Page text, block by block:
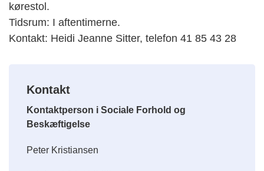
kørestol.
Tidsrum: I aftentimerne.
Kontakt: Heidi Jeanne Sitter, telefon 41 85 43 28
Kontakt
Kontaktperson i Sociale Forhold og
Beskæftigelse
Peter Kristiansen